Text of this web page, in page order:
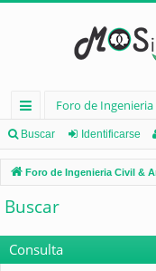
nl
ac
es
rá
pi
Foro de
Buscar Identificarse
Foro de Ingenieria Civil &
Buscar
Consulta